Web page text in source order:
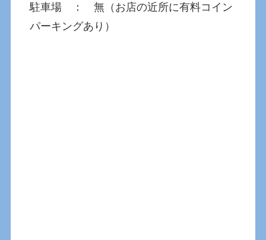
駐車場 ： 無（お店の近所に有料コイン
パーキングあり）